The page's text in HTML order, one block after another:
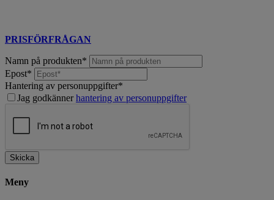
PRISFÖRFRÅGAN
Namn på produkten*
Epost*
Hantering av personuppgifter*
Jag godkänner hantering av personuppgifter
Skicka
Meny